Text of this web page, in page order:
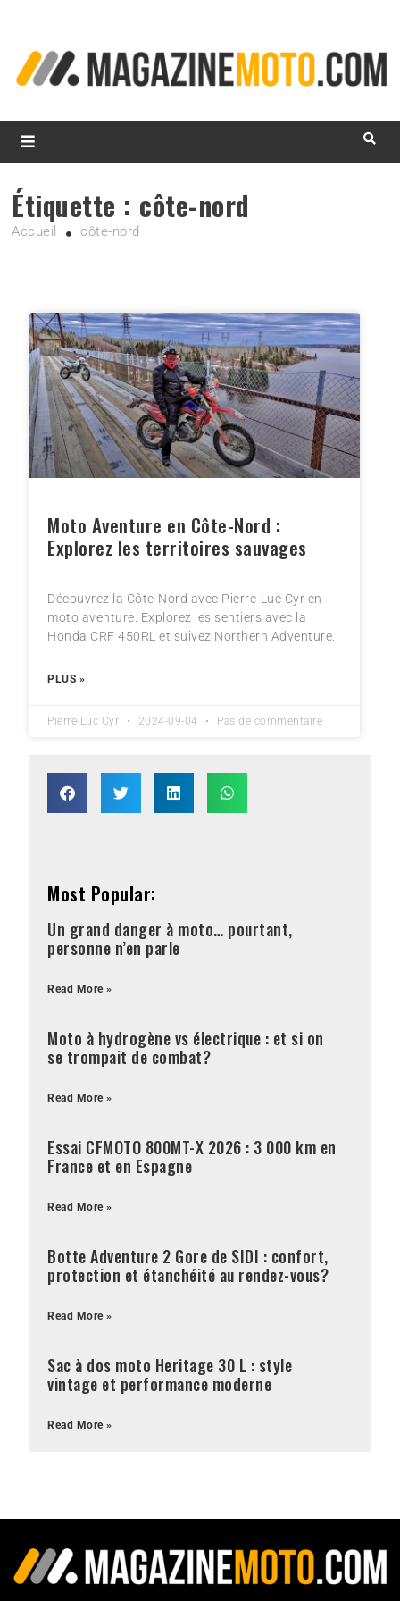
MagazineMoto.com
Étiquette : côte-nord
Accueil côte-nord
Moto Aventure en Côte-Nord :
Explorez les territoires sauvages
Découvrez la Côte-Nord avec Pierre-Luc Cyr en
moto aventure. Explorez les sentiers avec la
Honda CRF 450RL et suivez Northern Adventure.
PLUS »
Pierre-Luc Cyr 2024-09-04 Pas de commentaire
Most Popular:
Un grand danger à moto… pourtant,
personne n’en parle
Read More »
Moto à hydrogène vs électrique : et si on
se trompait de combat?
Read More »
Essai CFMOTO 800MT-X 2026 : 3 000 km en
France et en Espagne
Read More »
Botte Adventure 2 Gore de SIDI : confort,
protection et étanchéité au rendez-vous?
Read More »
Sac à dos moto Heritage 30 L : style
vintage et performance moderne
Read More »